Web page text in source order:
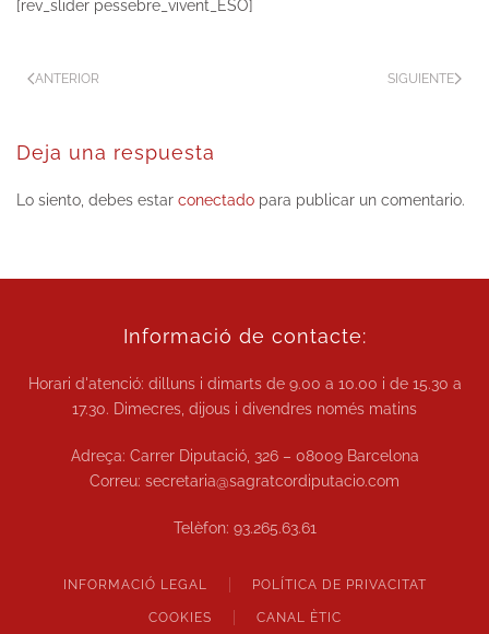
[rev_slider pessebre_vivent_ESO]
ANTERIOR SIGUIENTE
Deja una respuesta
Lo siento, debes estar conectado para publicar un comentario.
Informació de contacte:
Horari d'atenció: dilluns i dimarts de9.00 a 10.00 i de 15.30 a
17.30. Dimecres, dijous i divendres només matins
Adreça: Carrer Diputació, 326 – 08009 Barcelona
Correu: secretaria@sagratcordiputacio.com
Telèfon: 93.265.63.61
INFORMACIÓ LEGAL POLÍTICA DE PRIVACITAT
COOKIES CANAL ÈTIC